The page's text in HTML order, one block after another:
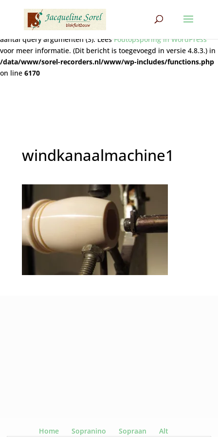
: Functie wpdb::prepare werd
aangeroepen. De
query bevat niet het juiste aantal plaatshouders (2) voor het
aantal query argumenten (3). LeesFoutopsporing in WordPress
voor meer informatie. (Dit bericht is toegevoegd in versie 4.8.3.) in
/data/www/sorel-recorders.nl/www/wp-includes/functions.php
on line 6170
windkanaalmachine1
Home Sopranino Sopraan Alt